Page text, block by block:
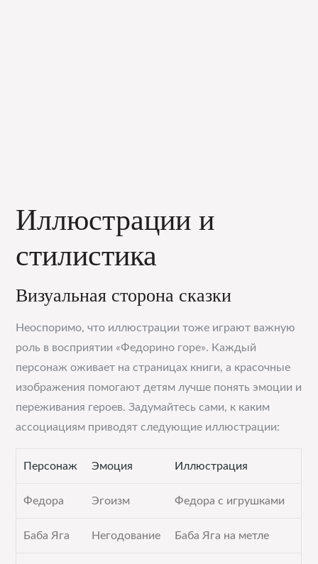
Иллюстрации и
стилистика
Визуальная сторона сказки
Неоспоримо, что иллюстрации тоже играют важную
роль в восприятии «Федорино горе». Каждый
персонаж оживает на страницах книги, а красочные
изображения помогают детям лучше понять эмоции и
переживания героев. Задумайтесь сами, к каким
ассоциациям приводят следующие иллюстрации:
Персонаж Эмоция Иллюстрация
Федора Эгоизм Федора с игрушками
Баба Яга Негодование Баба Яга на метле